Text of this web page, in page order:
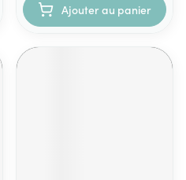
Ajouter au panier